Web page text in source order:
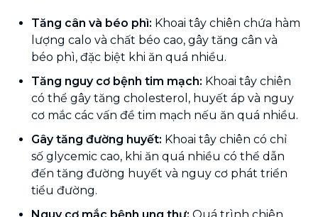
Tăng cân và béo phì: Khoai tây chiên chứa hàm
lượng calo và chất béo cao, gây tăng cân và
béo phì, đặc biệt khi ăn quá nhiều.
Tăng nguy cơ bệnh tim mạch: Khoai tây chiên
có thể gây tăng cholesterol, huyết áp và nguy
cơ mắc các vấn đề tim mạch nếu ăn quá nhiều.
Gây tăng đường huyết: Khoai tây chiên có chỉ
số glycemic cao, khi ăn quá nhiều có thể dẫn
đến tăng đường huyết và nguy cơ phát triển
tiểu đường.
Nguy cơ mắc bệnh ung thư: Quá trình chiên